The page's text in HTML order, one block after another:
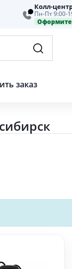
Колл-
Пн-Пт 9:00-
Оформите
заказ